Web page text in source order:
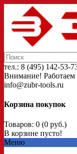
тел.: 8 (495) 142-53-
Внимание! Работаем
info@zubr-tools.ru
Корзина покупок
Товаров: 0 (0 руб.)
В корзине пусто!
Меню